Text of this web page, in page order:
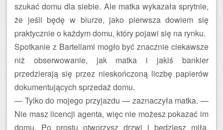
szukać domu dla siebie. Ale matka wykazała sprytnie,
że jeśli będę w biurze, jako pierwsza dowiem się
praktycznie o każdym domu, który pojawi się na rynku.
Spotkanie z Bartellami mogło być znacznie ciekawsze
niż obserwowanie, jak matka i jakiś bankier
przedzierają się przez nieskończoną liczbę papierów
dokumentujących sprzedaż domu.
— Tylko do mojego przyjazdu — zaznaczyła matka. —
Nie masz licencji agenta, więc nie możesz pokazać im
domu. Po prostu otworzysz drzwi i będziesz miła,